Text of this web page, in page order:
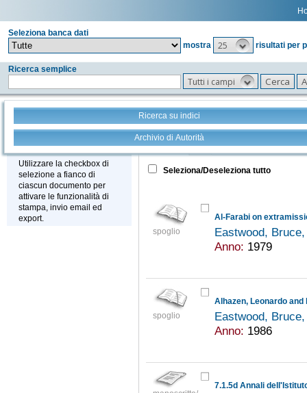
Seleziona banca dati
mostra
25 risultati per
Ricerca semplice
Tutti i campi
Ricerca su indici
Archivio di Autorità
Stampa - Email - Export
Utilizzare la checkbox di
selezione a fianco di
ciascun documento per
attivare le funzionalità di
stampa, invio email ed
export.
Tutto +
Seleziona/Deseleziona tutto
spoglio
Eastwood,
Anno: 1979
spoglio
Eastwood,
Anno: 1986